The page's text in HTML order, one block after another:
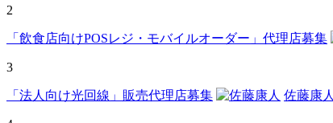
2
「飲食店向けPOSレジ・モバイルオーダー」代理店募集
3
「法人向け光回線」販売代理店募集 佐藤康人